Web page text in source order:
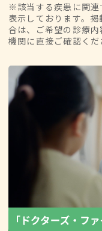
※該当する疾患に関連
表示しております。
合は、ご希望の診療
機関に直接ご確認くだ